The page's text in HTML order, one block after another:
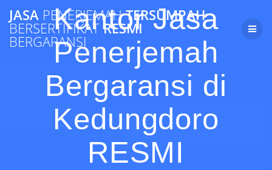
to
content
JASA PENERJEMAHTERSUMPAH
BERSERTIFIKATRESMI
BERGARANSI
Kantor Jasa
Penerjemah
Bergaransi di
Kedungdoro
RESMI